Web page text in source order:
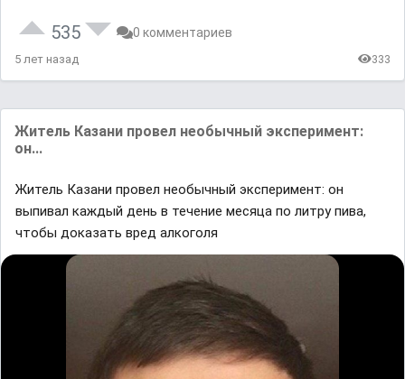
535 0 комментариев
5 лет назад 333
Житель Казани провел необычный эксперимент:
он...
Житель Казани провел необычный эксперимент: он
выпивал каждый день в течение месяца по литру пива,
чтобы доказать вред алкоголя